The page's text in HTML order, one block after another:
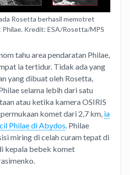
Rosetta berhasil memotret
Kredit: ESA/Rosetta/MPS
tahu area pendaratan Philae,
ia tertidur. Tidak ada yang
yang dibuat oleh Rosetta,
selama lebih dari satu
atau ketika kamera OSIRIS
komet dari 2,7 km, ia
Philae di Abydos. Philae
miring di celah curam tepat di
kepala bebek komet